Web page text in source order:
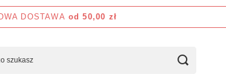
DOSTAWA od 50,00 zł